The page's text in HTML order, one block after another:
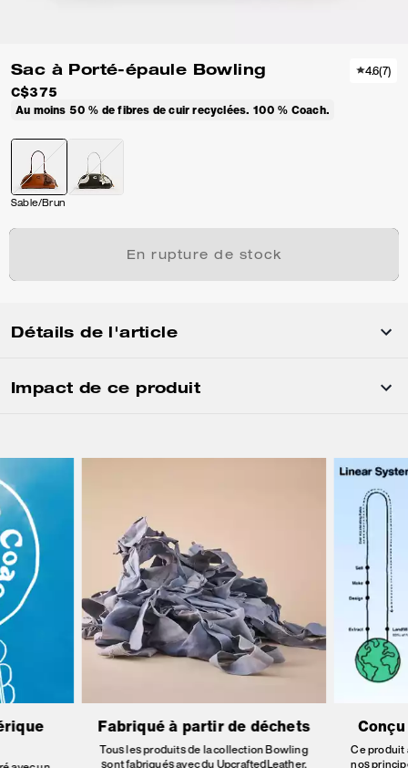
Sac à Porté-épaule Bowling
C$375
4.6(7)
Au moins 50 % de fibres de cuir recyclées. 100 % Coach.
Sable/Brun
En rupture de stock
Détails de l'article
Impact de ce produit
Fabriqué à partir de déchets
Tous les produits de la collection Bowling
sont fabriqués avec du UpcraftedLeather,
Ce produit
nos